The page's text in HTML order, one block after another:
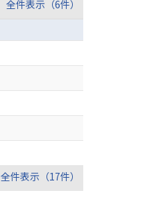
全件表示（6件）
全件表示（17件）